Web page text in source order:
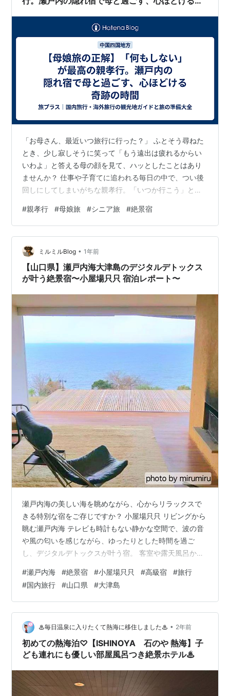
「お母さん、最近いつ旅行に行った？」 ふとそう尋ねた
とき、少し寂しそうに笑って「もう遠出は疲れるからい
いわよ」と答える母の顔を見て、ハッとしたことはあり
ませんか？ 仕事や子育てに追われる毎日の中で、つい後
回しにしてしまいがちな親孝行。「いつか行こう」と思
にやってきません。 しかし、いざ母娘旅を計画しようと
すると、こんな悩みに直面します。 母娘旅、こんな「失
敗」あるある 張り切って観光地を詰め込みすぎ、母を疲
れさせてしまった 旅館の食事が豪華すぎて、食べきれず
に申し訳ない空気になった 大型ホテルを選んだら、団体
客がうるさくてゆっくり話せなかった …
#親孝行 #母娘旅 #シニア旅 #絶景宿
ミルミルBlog • 1年前
【山口県】瀬戸内海大津島のデジタルデトックス
が叶う絶景宿〜小屋場只只 宿泊レポート〜
瀬戸内海の美しい海を眺めながら、心からリラックスで
きる特別な宿をご存じですか？ 小屋場只只 リビングから
眺む瀬戸内海 テレビも時計もない静かな空間で、波の音
や風の匂いを感じながら、ゆったりとした時間を過ご
し、デジタルデトックスが叶う宿。 客室や露天風呂から
常を忘れる贅沢なひとときを堪能できます。 小屋場只只
瀬戸内海の夕暮れ さらに、新鮮な食材を使った絶品の料
理と、温かなおもてなしも！ 今回は、そんな癒しの時間
を過ごせる魅力的な宿【小屋場只只】をご紹介します。
＜この記事はこんな方におすすめ＞ 記念日旅行におすす
めな絶景宿を探している方 親と一…
#瀬戸内海 #絶景宿 #小屋場只只 #高級宿 #旅行
#国内旅行 #山口県 #大津島
♨︎毎日温泉に入りたくて熱海に移住しました♨︎ • 2年前
初めての熱海泊♡【ISHINOYA 石のや 熱海】子
ども連れにも優しい部屋風呂つき絶景ホテル♨